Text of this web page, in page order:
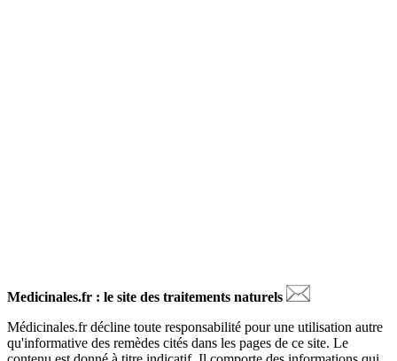
Medicinales.fr : le site des traitements naturels
Médicinales.fr décline toute responsabilité pour une utilisation autre
qu'informative des remèdes cités dans les pages de ce site. Le